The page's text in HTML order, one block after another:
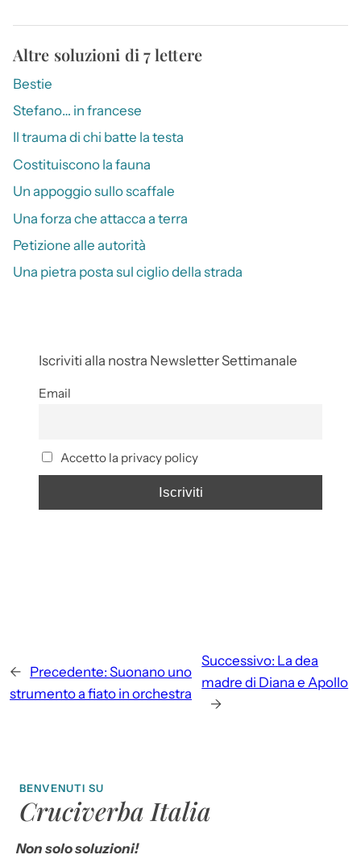
Altre soluzioni di 7 lettere
Bestie
Stefano… in francese
Il trauma di chi batte la testa
Costituiscono la fauna
Un appoggio sullo scaffale
Una forza che attacca a terra
Petizione alle autorità
Una pietra posta sul ciglio della strada
Iscriviti alla nostra Newsletter Settimanale
Email
Accetto la privacy policy
← Precedente: Suonano uno
strumento a fiato in orchestra
Successivo: La dea
madre di Diana e Apollo
→
BENVENUTI SU
Cruciverba Italia
Non solo soluzioni!